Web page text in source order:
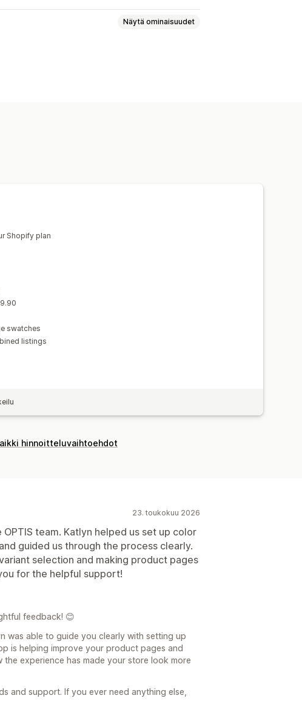
Näytä ominaisuudet
Shopify plan
swatches
listings
hinnoitteluvaihtoehdot
23. toukokuu 2026
team. Katlyn helped us set up color
guided us through the process clearly.
selection and making product pages
for the helpful support!
feedback! 😊
was able to guide you clearly with setting up
is helping improve your product pages and
the experience has made your store look more
and support. If you ever need anything else,